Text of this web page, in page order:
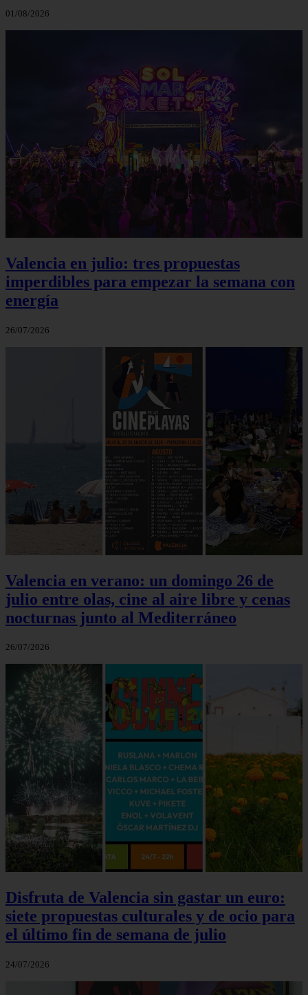
01/08/2026
Valencia en julio: tres propuestas
imperdibles para empezar la semana con
energía
26/07/2026
Valencia en verano: un domingo 26 de
julio entre olas, cine al aire libre y cenas
nocturnas junto al Mediterráneo
26/07/2026
Disfruta de Valencia sin gastar un euro:
siete propuestas culturales y de ocio para
el último fin de semana de julio
24/07/2026